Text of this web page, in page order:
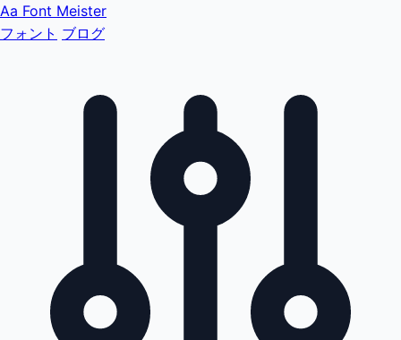
Aa Font Meister
フォント ブログ